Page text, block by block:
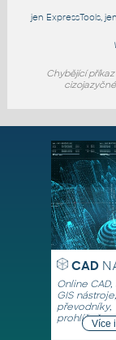
jen ExpressTools, jen
Chybějící
CAD
Online CAD,
GIS nástroje,
převodníky,
prohlížeče
Více